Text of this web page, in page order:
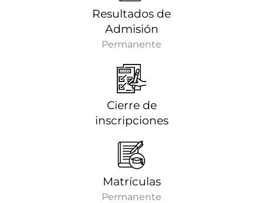
Resultados de
Admisión
Permanente
Cierre de
inscripciones
Matrículas
Permanente